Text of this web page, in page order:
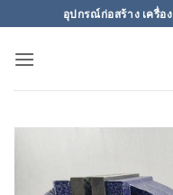
ไป
อุปกรณ์ก่อสร้าง เครื่อ